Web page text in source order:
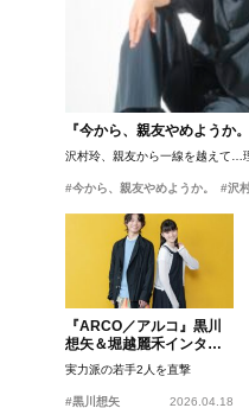
『今から、親友やめようか
沢村玲、親友から一線を越えて…
#今から、親友やめようか。 #沢
『ARCO／アルコ』黒川
想矢＆堀越麗禾インタビ
ュー
実力派の若手2人を直撃
#黒川想矢 2026.04.18